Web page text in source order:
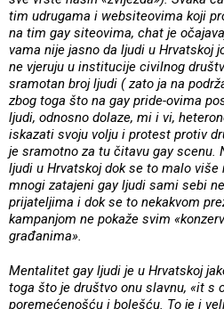
tim udrugama i websiteovima koji
na tim gay siteovima, chat je
vama nije jasno da ljudi u Hrvatskoj
ne vjeruju u institucije civilnog
sramotan broj ljudi ( zato ja na
zbog toga što na gay pride-ovima
ljudi, odnosno dolaze, mi i vi,
iskazati svoju volju i protest protiv
je sramotno za tu čitavu gay scenu.
ljudi u Hrvatskoj dok se to malo
mnogi zatajeni gay ljudi sami sebi
prijateljima i dok se to nekakvom
kampanjom ne pokaže svim
građanima».
Mentalitet gay ljudi je u Hrvatskoj
toga što je društvo onu slavnu, «it s
poremećenošću i bolešću. To je i